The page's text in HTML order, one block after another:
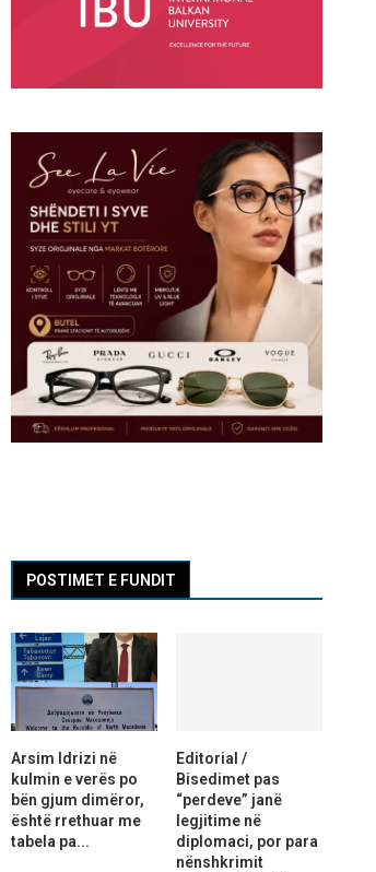
POSTIMET E FUNDIT
Arsim Idrizi në
kulmin e verës po
bën gjum dimëror,
është rrethuar me
tabela pa...
Editorial /
Bisedimet pas
“perdeve” janë
legjitime në
diplomaci, por para
nënshkrimit